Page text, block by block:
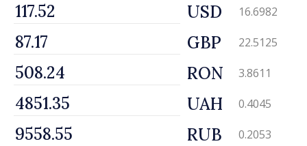
USD 16.6982
GBP 22.5125
RON 3.8611
UAH 0.4045
RUB 0.2053